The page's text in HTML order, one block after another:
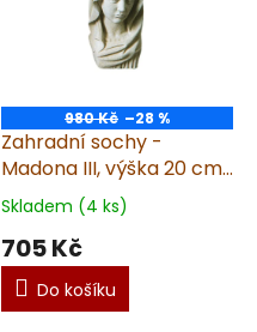
980 Kč –28 %
Zahradní sochy -
Madona III, výška 20 cm,
1,9 kg, pískovec
Skladem (4 ks)
705 Kč
Do košíku